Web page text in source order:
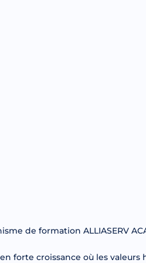
de formation ALLIASERV
forte croissance où les